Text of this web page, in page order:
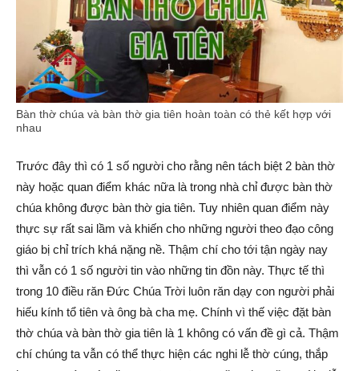
Bàn thờ chúa và bàn thờ gia tiên hoàn toàn có thẻ kết hợp với
nhau
Trước đây thì có 1 số người cho rằng nên tách biệt 2 bàn thờ
này hoặc quan điểm khác nữa là trong nhà chỉ được bàn thờ
chúa không được bàn thờ gia tiên. Tuy nhiên quan điểm này
thực sự rất sai lầm và khiến cho những người theo đạo công
giáo bị chỉ trích khá nặng nề. Thậm chí cho tới tận ngày nay
thì vẫn có 1 số người tin vào những tin đồn này. Thực tế thì
trong 10 điều răn Đức Chúa Trời luôn răn dạy con người phải
hiếu kính tổ tiên và ông bà cha mẹ. Chính vì thế việc đặt bàn
thờ chúa và bàn thờ gia tiên là 1 không có vấn đề gì cả. Thậm
chí chúng ta vẫn có thể thực hiện các nghi lễ thờ cúng, thắp